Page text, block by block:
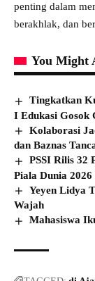
penting dalam
berakhlak, dan
You Might
Tingkatkan
I Edukasi Gosok
Kolaborasi
dan Baznas
PSSI Rilis 32
Piala Dunia 2026
Yeyen Lidya
Wajah
Mahasiswa